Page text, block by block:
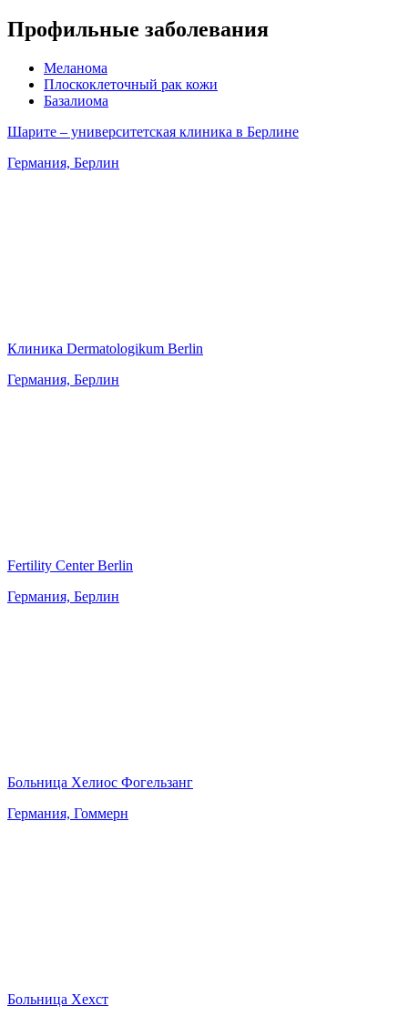
Профильные заболевания
Меланома
Плоскоклеточный рак кожи
Базалиома
Шарите – университетская клиника в Берлине
Германия, Берлин
Клиника Dermatologikum Berlin
Германия, Берлин
Fertility Center Berlin
Германия, Берлин
Больница Хелиос Фогельзанг
Германия, Гоммерн
Больница Хехст